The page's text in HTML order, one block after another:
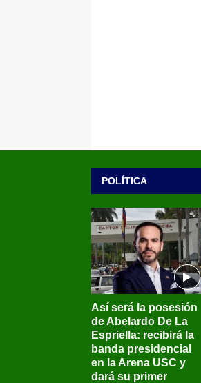
POLÍTICA
Así será la posesión
de Abelardo De La
Espriella: recibirá la
banda presidencial
en la Arena USC y
dará su primer